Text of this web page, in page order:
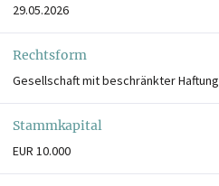
29.05.2026
Rechtsform
Gesellschaft mit beschränkter Haftung
Stammkapital
EUR 10.000